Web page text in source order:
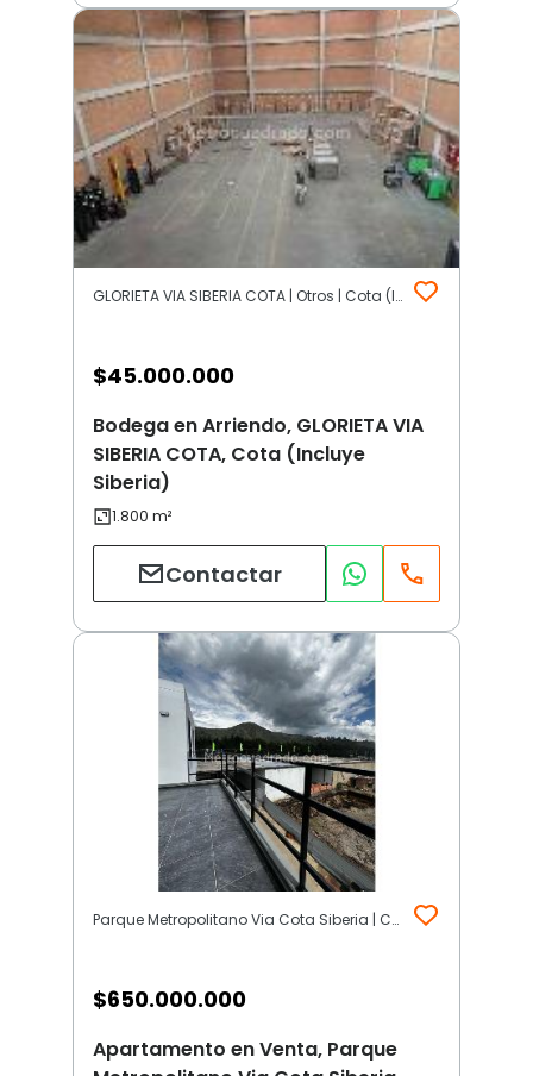
GLORIETA VIA SIBERIA COTA | Otros | Cota (Incluye Siberia)
$45.000.000
Bodega en Arriendo, GLORIETA VIA
SIBERIA COTA, Cota (Incluye
Siberia)
Contactar
Parque Metropolitano Via Cota Siberia | Cota (Incluye Siberia)
$650.000.000
Apartamento en Venta, Parque